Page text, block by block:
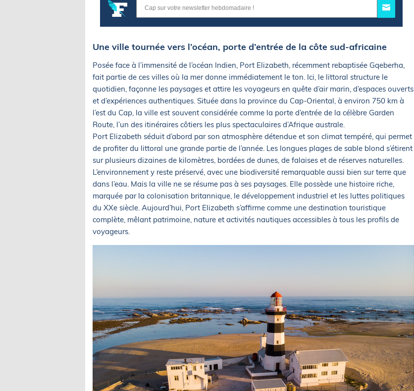
Une ville tournée vers l’océan, porte d’entrée de la côte sud-africaine
Posée face à l’immensité de l’océan Indien, Port Elizabeth, récemment rebaptisée Gqeberha,
fait partie de ces villes où la mer donne immédiatement le ton. Ici, le littoral structure le
quotidien, façonne les paysages et attire les voyageurs en quête d’air marin, d’espaces ouverts
et d’expériences authentiques. Située dans la province du Cap-Oriental, à environ 750 km à
l’est du Cap, la ville est souvent considérée comme la porte d’entrée de la célèbre Garden
Route, l’un des itinéraires côtiers les plus spectaculaires d’Afrique australe.
Port Elizabeth séduit d’abord par son atmosphère détendue et son climat tempéré, qui permet
de profiter du littoral une grande partie de l’année. Les longues plages de sable blond s’étirent
sur plusieurs dizaines de kilomètres, bordées de dunes, de falaises et de réserves naturelles.
L’environnement y reste préservé, avec une biodiversité remarquable aussi bien sur terre que
dans l’eau. Mais la ville ne se résume pas à ses paysages. Elle possède une histoire riche,
marquée par la colonisation britannique, le développement industriel et les luttes politiques
du XXe siècle. Aujourd’hui, Port Elizabeth s’affirme comme une destination touristique
complète, mêlant patrimoine, nature et activités nautiques accessibles à tous les profils de
voyageurs.